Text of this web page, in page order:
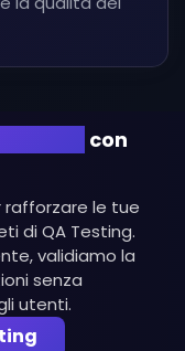
con
rafforzare le tue
di QA Testing.
validiamo la
senza
utenti.